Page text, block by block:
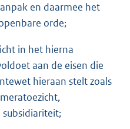
en daarmee het
orde;
in het hierna
aan de eisen die
hieraan stelt zoals